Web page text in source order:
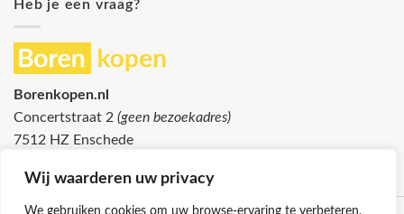
Wij waarderen uw privacy
We gebruiken cookies om uw browse-ervaring te verbeteren,
Heb je een vraag?
Borenkopen.nl
Concertstraat 2 (geen bezoekadres)
7512 HZ Enschede